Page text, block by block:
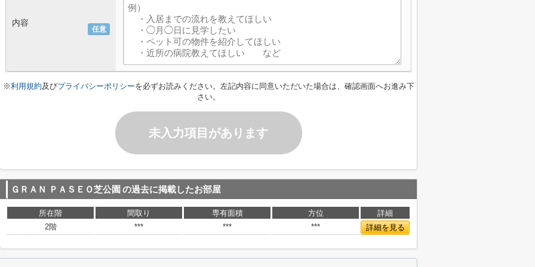
任意
内容
※利用規約及びプライバシーポリシーを必ずお読みください。左記内容に同意いただいた場合は、確認画面へお進み下
さい。
未入力項目があります
ＧＲＡＮ ＰＡＳＥＯ芝公園 の過去に掲載したお部屋
所在階 間取り 専有面積 方位
詳細
2階
*** *** *** 詳細を見る